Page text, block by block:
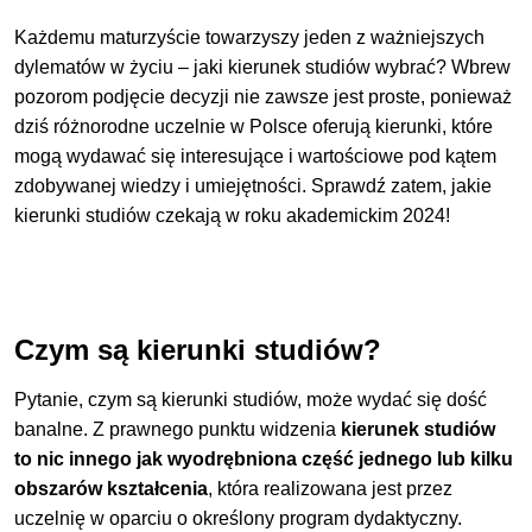
Politechnika Śląska
Śląski Uniwersytet Medyczny
Uczelnia Metropolitalna w Katowicach
Uniwersytet Ekonomiczny w Katowicach
Kielce
Politechnika Świętokrzyska
Każdemu maturzyście towarzyszy jeden z ważniejszych
dylematów w życiu – jaki kierunek studiów wybrać? Wbrew
pozorom podjęcie decyzji nie zawsze jest proste, ponieważ
dziś różnorodne uczelnie w Polsce oferują kierunki, które
mogą wydawać się interesujące i wartościowe pod kątem
zdobywanej wiedzy i umiejętności. Sprawdź zatem, jakie
kierunki studiów czekają w roku akademickim 2024!
Czym są kierunki studiów?
Pytanie, czym są kierunki studiów, może wydać się dość
banalne. Z prawnego punktu widzenia kierunek studiów
to nic innego jak wyodrębniona część jednego lub kilku
obszarów kształcenia, która realizowana jest przez
uczelnię w oparciu o określony program dydaktyczny.